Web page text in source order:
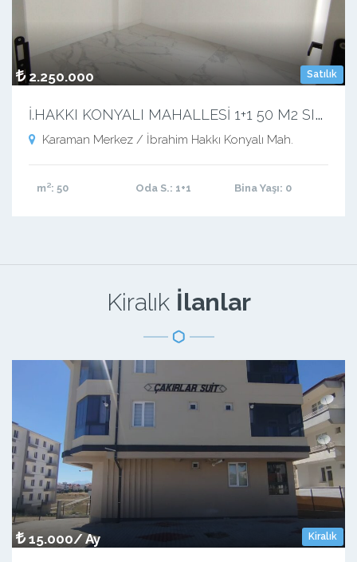
Satılık
2.250.000
İ
.HAKKI KONYALI MAHALLESİ 1+1 50 M2 SIFIR LÜX BALKONLU APART
Karaman Merkez / İbrahim Hakkı Konyalı Mah.
m²: 50 Oda S.: 1+1 Bina Yaşı: 0
Kiralık İlanlar
Kiralık
15.000/ Ay